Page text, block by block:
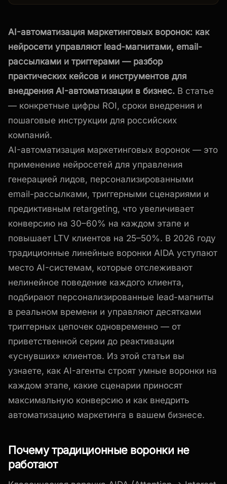
AI-автоматизация маркетинговых воронок: как
нейросети управляют lead-магнитами, email-
рассылками и триггерами — разбор
практических кейсов и инструментов для
внедрения AI-автоматизации в бизнес. В статье
— конкретные цифры ROI, сроки внедрения и
пошаговые инструкции для российских
компаний.
AI-автоматизация маркетинговых воронок — это
применение нейросетей для управления
генерацией лидов, персонализированными
email-рассылками, триггерными сценариями и
предиктивным retargeting, что увеличивает
конверсию на 30–60% на каждом этапе и
повышает LTV клиентов на 25–50%. В 2026 году
традиционные линейные воронки AIDA уступают
место AI-системам, которые отслеживают
нелинейное поведение каждого клиента,
подбирают персонализированные lead-магниты
в реальном времени и управляют десятками
триггерных цепочек одновременно — от
приветственной серии до реактивации
«уснувших» клиентов. Из этой статьи вы
узнаете, как AI-агенты строят умные воронки на
каждом этапе, какие сценарии приносят
максимальную конверсию и как внедрить
автоматизацию маркетинга в вашем бизнесе.
Почему традиционные воронки не
работают